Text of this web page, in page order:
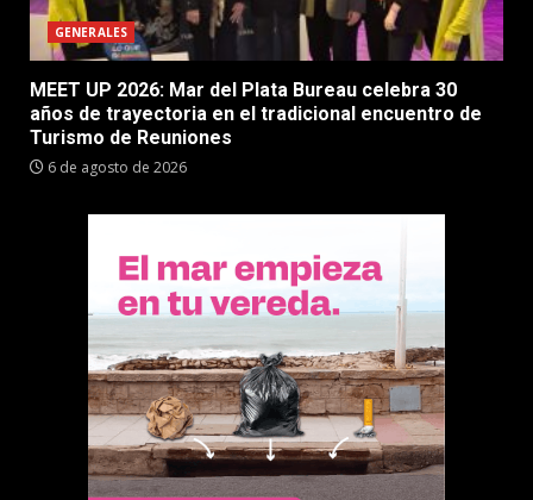
GENERALES
MEET UP 2026: Mar del Plata Bureau celebra 30
años de trayectoria en el tradicional encuentro de
Turismo de Reuniones
6 de agosto de 2026